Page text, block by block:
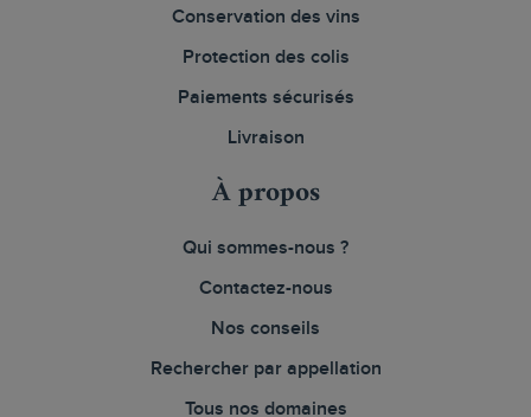
Conservation des vins
Protection des colis
Paiements sécurisés
Livraison
À propos
Qui sommes-nous ?
Contactez-nous
Nos conseils
Rechercher par appellation
Tous nos domaines